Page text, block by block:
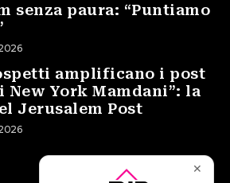
senza paura: “Puntiamo
amplificano i post
New York Mamdani”: la
Jerusalem Post
✕